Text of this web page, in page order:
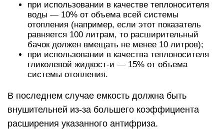
при использовании в качестве теплоносителя
воды — 10% от объема всей системы
отопления (например, если этот показатель
равняется 100 литрам, то расширительный
бачок должен вмещать не менее 10 литров);
при использовании в качества теплоносителя
гликолевой жидкост-и — 15% от объема
системы отопления.
В последнем случае емкость должна быть
внушительней из-за большего коэффициента
расширения указанного антифриза.